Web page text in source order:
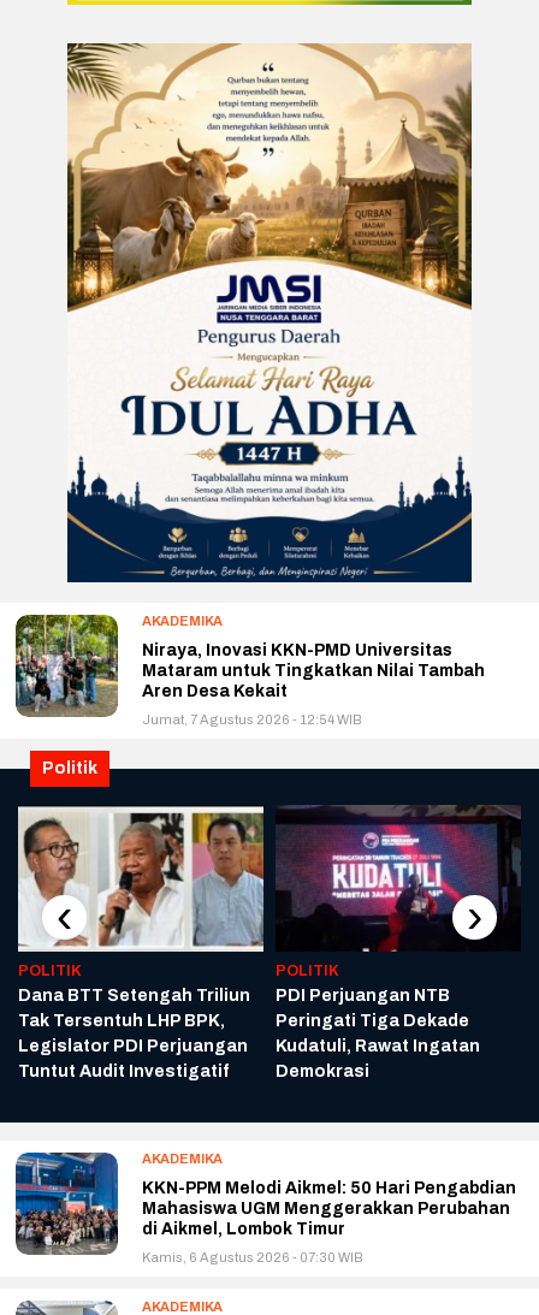
AKADEMIKA
Niraya, Inovasi KKN-PMD Universitas
Mataram untuk Tingkatkan Nilai Tambah
Aren Desa Kekait
Jumat, 7 Agustus 2026 - 12:54 WIB
Politik
POLITIK
Dana BTT Setengah Triliun
Tak Tersentuh LHP BPK,
Legislator PDI Perjuangan
Tuntut Audit Investigatif
POLITIK
PDI Perjuangan NTB
Peringati Tiga Dekade
Kudatuli, Rawat Ingatan
Demokrasi
‹ ›
AKADEMIKA
KKN-PPM Melodi Aikmel: 50 Hari Pengabdian
Mahasiswa UGM Menggerakkan Perubahan
di Aikmel, Lombok Timur
Kamis, 6 Agustus 2026 - 07:30 WIB
AKADEMIKA